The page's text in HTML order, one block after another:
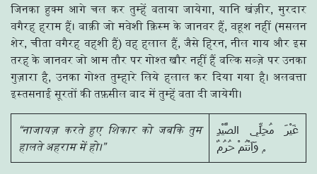
जिनका हुक्म आगे चल कर तुम्हें बताया जायेगा, यानि खंज़ीर, मुरदार
वगैरह हराम हैं। बाक़ी जो मवेशी क़िस्म के जानवर हैं, वहूश नहीं (मसलन
शेर, चीता वगैरह वहशी हैं) वह हलाल हैं, जैसे हिरन, नील गाय और इस
तरह के जानवर जो आम तौर पर गोश्त खौर नहीं हैं बल्कि सब्ज़े पर उनका
गुज़ारा है, उनका गोश्त तुम्हारे लिये हलाल कर दिया गया है। अलबत्ता
इस्तसनाई सूरतों की तफ़सील बाद में तुम्हें बता दी जायेगी।
“नाजायज़ करते हुए शिकार को जबकि तुम
हालते अहराम में हो।”
غَيْرَ مُحِلِّي الصَّيْدِ
وَاَنْتُمْ حُرُمٌ ۭ